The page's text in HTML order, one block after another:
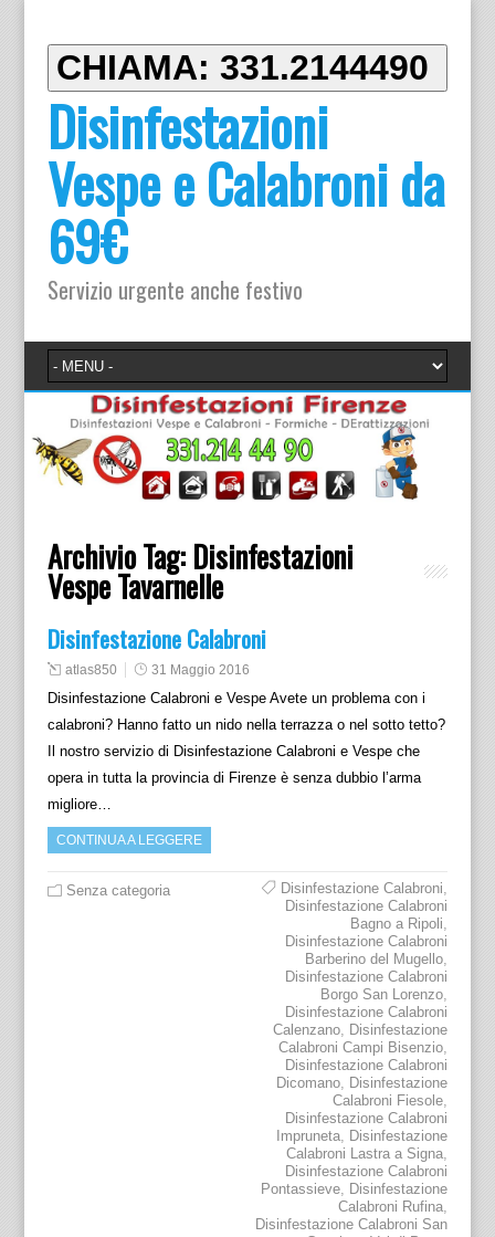
CHIAMA: 331.2144490
Disinfestazioni
Vespe e Calabroni da
69€
Servizio urgente anche festivo
Archivio Tag: Disinfestazioni
Vespe Tavarnelle
Disinfestazione Calabroni
atlas850 31 Maggio 2016
Disinfestazione Calabroni e Vespe Avete un problema con i
calabroni? Hanno fatto un nido nella terrazza o nel sotto tetto?
Il nostro servizio di Disinfestazione Calabroni e Vespe che
opera in tutta la provincia di Firenze è senza dubbio l’arma
migliore…
CONTINUA A LEGGERE
Senza categoria Disinfestazione Calabroni
Disinfestazione Calabroni
Bagno a Ripoli
Disinfestazione Calabroni
Barberino del Mugello
Disinfestazione Calabroni
Borgo San Lorenzo
Disinfestazione Calabroni
Calenzano Disinfestazione
Calabroni Campi Bisenzio
Disinfestazione Calabroni
Dicomano Disinfestazione
Calabroni Fiesole
Disinfestazione Calabroni
Impruneta Disinfestazione
Calabroni Lastra a Signa
Disinfestazione Calabroni
Pontassieve Disinfestazione
Calabroni Rufina
Disinfestazione Calabroni San